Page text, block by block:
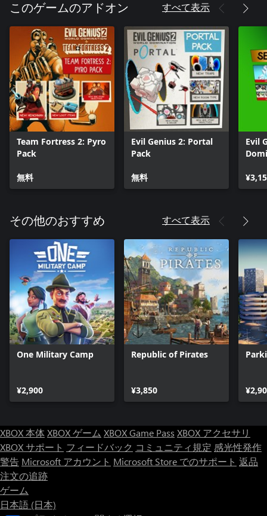
このゲームのアドオン すべて表示
Team Fortress 2: Pyro
Pack
無料
Evil Genius 2: Portal
Pack
無料
Evil
その他のおすすめ すべて表示
One Military Camp
¥2,900
Republic of Pirates
¥3,850
XBOX 本体XBOX ゲーム XBOX Game Pass XBOX アクセサリ
XBOX サポート フィードバック コミュニティ規定 感光性発作
警告 Microsoft アカウント Microsoft Store でのサポート 返品
注文の追跡
ゲーム
日本語 (日本)